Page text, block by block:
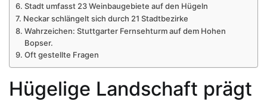
Stadt umfasst 23 Weinbaugebiete auf den Hügeln
Neckar schlängelt sich durch 21 Stadtbezirke
Wahrzeichen: Stuttgarter Fernsehturm auf dem Hohen
Bopser.
Oft gestellte Fragen
Hügelige Landschaft prägt